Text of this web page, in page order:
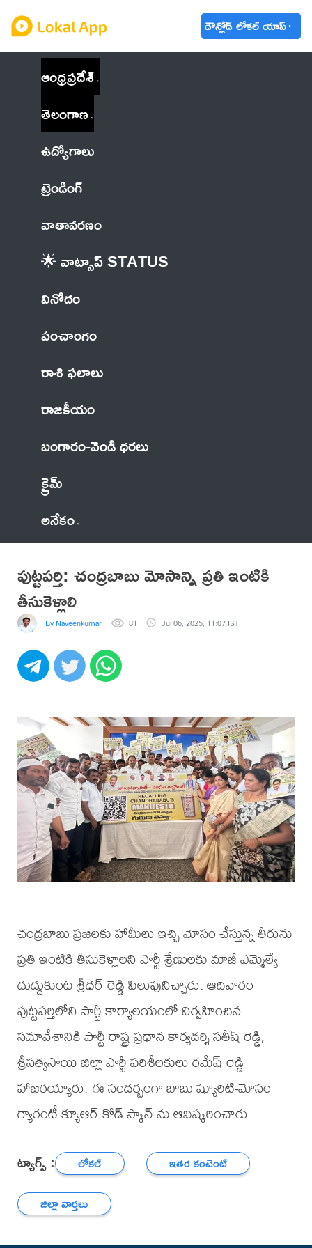
డౌన్లోడ్ లోకల్ యాప్
ఆంధ్రప్రదేశ్
తెలంగాణ
ఉద్యోగాలు
ట్రెండింగ్
వాతావరణం
🌟 వాట్సాప్ STATUS
వినోదం
పంచాంగం
రాశి ఫలాలు
రాజకీయం
బంగారం-వెండి ధరలు
క్రైమ్
అనేకం
పుట్టపర్తి: చంద్రబాబు మోసాన్ని ప్రతి ఇంటికి
తీసుకెళ్లాలి
By Naveenkumar 81 Jul 06, 2025, 11:07 IST
చంద్రబాబు ప్రజలకు హామీలు ఇచ్చి మోసం చేస్తున్న తీరును
ప్రతి ఇంటికి తీసుకెళ్లాలని పార్టీ శ్రేణులకు మాజీ ఎమ్మెల్యే
దుద్దుకుంట శ్రీధర్ రెడ్డి పిలుపునిచ్చారు. ఆదివారం
పుట్టపర్తిలోని పార్టీ కార్యాలయంలో నిర్వహించిన
సమావేశానికి పార్టీ రాష్ట్ర ప్రధాన కార్యదర్శి సతీష్ రెడ్డి,
శ్రీసత్యసాయి జిల్లా పార్టీ పరిశీలకులు రమేష్ రెడ్డి
హాజరయ్యారు. ఈ సందర్బంగా బాబు ష్యూరిటి-మోసం
గ్యారంటీ క్యూఆర్ కోడ్ స్కాన్ ను ఆవిష్కరించారు.
ట్యాగ్స్ : లోకల్
ఇతర కంటెంట్
జిల్లా వార్తలు